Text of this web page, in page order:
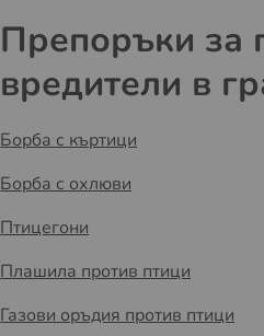
Препоръки за
вредители в
Борба с къртици
Борба с охлюви
Птицегони
Плашила против птици
Газови оръдия против птици